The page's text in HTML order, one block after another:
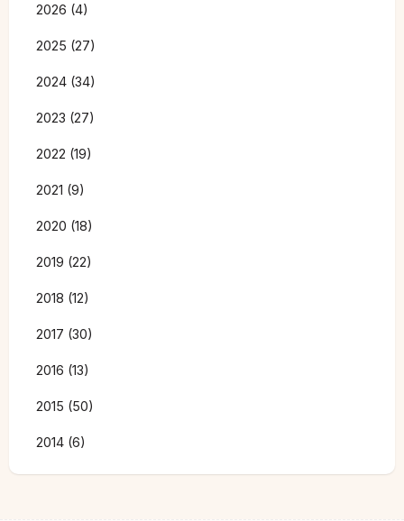
2026 (4)
2025 (27)
2024 (34)
2023 (27)
2022 (19)
2021 (9)
2020 (18)
2019 (22)
2018 (12)
2017 (30)
2016 (13)
2015 (50)
2014 (6)